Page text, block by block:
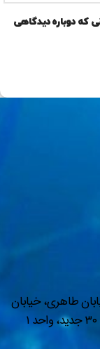
که دوباره دیدگاهی
طاهری، خیابان